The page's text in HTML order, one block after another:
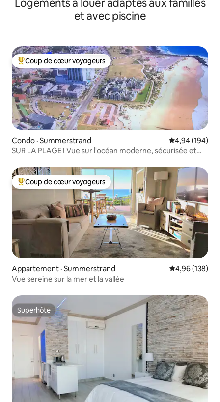
Logements à louer adaptés aux familles
et avec piscine
Coup de cœur voyageurs parmi les plus aimés
Coup de cœur voyageurs
Condo · Summerstrand Note
4,94 (194)
SUR LA PLAGE ! Vue sur l'océan moderne, sécurisée et
Coup de cœur voyageurs parmi les plus aimés
Coup de cœur voyageurs
Appartement · Summerstrand Note
4,96 (138)
Vue sereine sur la mer et la vallée
Superhôte
Superhôte